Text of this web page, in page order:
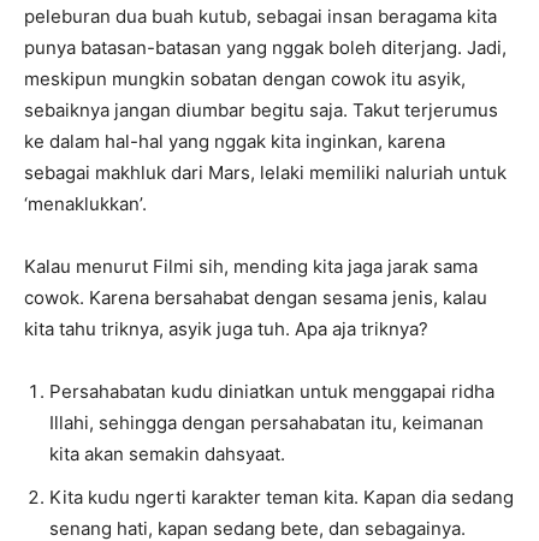
peleburan dua buah kutub, sebagai insan beragama kita
punya batasan-batasan yang nggak boleh diterjang. Jadi,
meskipun mungkin sobatan dengan cowok itu asyik,
sebaiknya jangan diumbar begitu saja. Takut terjerumus
ke dalam hal-hal yang nggak kita inginkan, karena
sebagai makhluk dari Mars, lelaki memiliki naluriah untuk
‘menaklukkan’.
Kalau menurut Filmi sih, mending kita jaga jarak sama
cowok. Karena bersahabat dengan sesama jenis, kalau
kita tahu triknya, asyik juga tuh. Apa aja triknya?
Persahabatan kudu diniatkan untuk menggapai ridha
Illahi, sehingga dengan persahabatan itu, keimanan
kita akan semakin dahsyaat.
Kita kudu ngerti karakter teman kita. Kapan dia sedang
senang hati, kapan sedang bete, dan sebagainya.